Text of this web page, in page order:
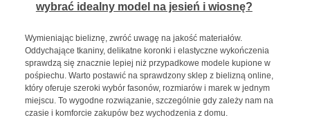
wybrać idealny model na jesień i wiosnę?
Wymieniając bieliznę, zwróć uwagę na jakość materiałów.
Oddychające tkaniny, delikatne koronki i elastyczne wykończenia
sprawdzą się znacznie lepiej niż przypadkowe modele kupione w
pośpiechu. Warto postawić na sprawdzony sklep z bielizną online,
który oferuje szeroki wybór fasonów, rozmiarów i marek w jednym
miejscu. To wygodne rozwiązanie, szczególnie gdy zależy nam na
czasie i komforcie zakupów bez wychodzenia z domu.